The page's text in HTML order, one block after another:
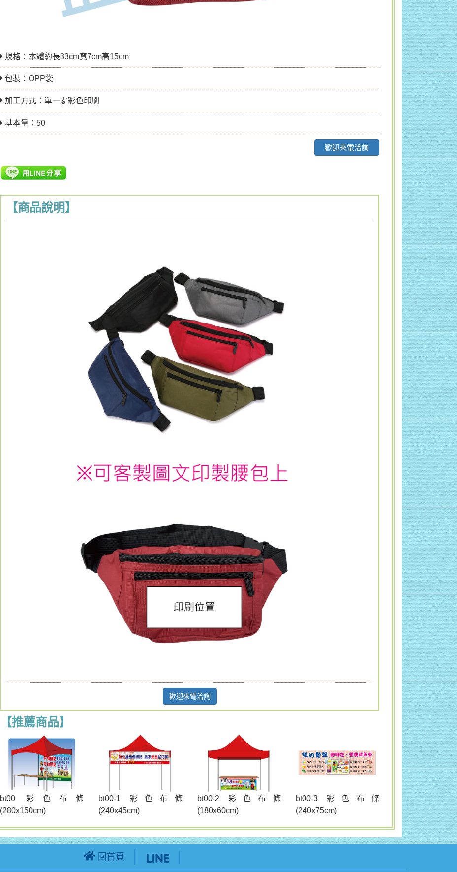
規格：本體約長33cm寬7cm高15cm
包裝：OPP袋
加工方式：單一處彩色印刷
基本量：50
歡迎來電洽詢
【商品說明】
歡迎來電洽詢
【推薦商品】
bt00 彩色布條
(280x150cm)
bt00-1 彩色布條
(240x45cm)
bt00-2 彩色布條
(180x60cm)
bt00-3 彩色布條
(240x75cm)
回首頁